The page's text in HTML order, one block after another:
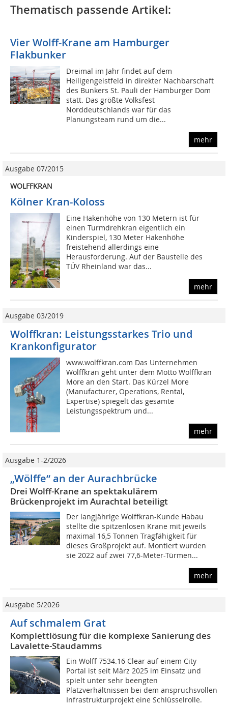
Thematisch passende Artikel:
Vier Wolff-Krane am Hamburger
Flakbunker
Dreimal im Jahr findet auf dem
Heiligengeistfeld in direkter Nachbarschaft
des Bunkers St. Pauli der Hamburger Dom
statt. Das größte Volksfest
Norddeutschlands war für das
Planungsteam rund um die...
mehr
Ausgabe 07/2015
WOLFFKRAN
Kölner Kran-Koloss
Eine Hakenhöhe von 130 Metern ist für
einen Turmdrehkran eigentlich ein
Kinderspiel, 130 Meter Hakenhöhe
freistehend allerdings eine
Herausforderung. Auf der Baustelle des
TÜV Rheinland war das...
mehr
Ausgabe 03/2019
Wolffkran: Leistungsstarkes Trio und
Krankonfigurator
www.wolffkran.com Das Unternehmen
Wolffkran geht unter dem Motto Wolffkran
More an den Start. Das Kürzel More
(Manufacturer, Operations, Rental,
Expertise) spiegelt das gesamte
Leistungsspektrum und...
mehr
Ausgabe 1-2/2026
„Wölffe“ an der Aurachbrücke
Drei Wolff-Krane an spektakulärem
Brückenprojekt im Aurachtal beteiligt
Der langjährige Wolffkran-Kunde Habau
stellte die spitzenlosen Krane mit jeweils
maximal 16,5 Tonnen Tragfähigkeit für
dieses Großprojekt auf. Montiert wurden
sie 2022 auf zwei 77,6-Meter-Türmen...
mehr
Ausgabe 5/2026
Auf schmalem Grat
Komplettlösung für die komplexe Sanierung des
Lavalette-Staudamms
Ein Wolff 7534.16 Clear auf einem City
Portal ist seit März 2025 im Einsatz und
spielt unter sehr beengten
Platzverhältnissen bei dem anspruchsvollen
Infrastrukturprojekt eine Schlüsselrolle.